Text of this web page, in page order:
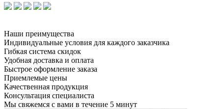
Наши преимущества
Индивидуальные условия для каждого заказчика
Гибкая система скидок
Удобная доставка и оплата
Быстрое оформление заказа
Приемлемые цены
Качественная продукция
Консультация специалиста
Мы свяжемся с вами в течение 5 минут